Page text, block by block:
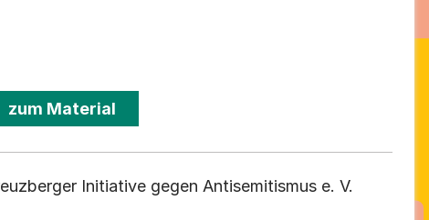
zum Material
Initiative gegen Antisemitismus e. V.